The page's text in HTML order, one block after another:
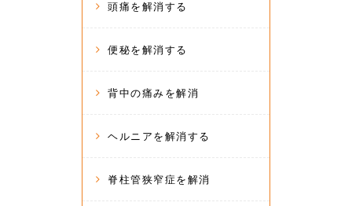
頭痛を解消する
便秘を解消する
背中の痛みを解消
ヘルニアを解消する
脊柱管狭窄症を解消